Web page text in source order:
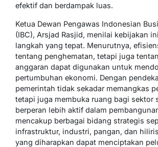
efektif dan berdampak luas.
Ketua Dewan Pengawas Indonesian
(IBC), Arsjad Rasjid, menilai kebijakan
langkah yang tepat. Menurutnya,
tentang penghematan, tetapi juga
anggaran dapat digunakan untuk
pertumbuhan ekonomi. Dengan
pemerintah tidak sekadar memangkas
tetapi juga membuka ruang bagi sektor
berperan lebih aktif dalam
mencakup berbagai bidang strategis
infrastruktur, industri, pangan, dan
yang diharapkan dapat menciptakan